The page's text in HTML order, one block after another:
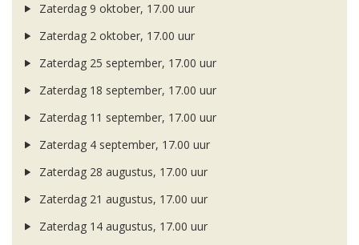
Zaterdag 9 oktober, 17.00 uur
Zaterdag 2 oktober, 17.00 uur
Zaterdag 25 september, 17.00 uur
Zaterdag 18 september, 17.00 uur
Zaterdag 11 september, 17.00 uur
Zaterdag 4 september, 17.00 uur
Zaterdag 28 augustus, 17.00 uur
Zaterdag 21 augustus, 17.00 uur
Zaterdag 14 augustus, 17.00 uur